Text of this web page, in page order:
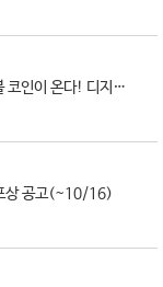
[제143회 굿모닝CEO학습] 정구태 대표이사 「스테이블 코인이 온다! 디지털 화폐 시대 중소기업의 생존 패러다임」 (10...
포상 공고(~10/16)